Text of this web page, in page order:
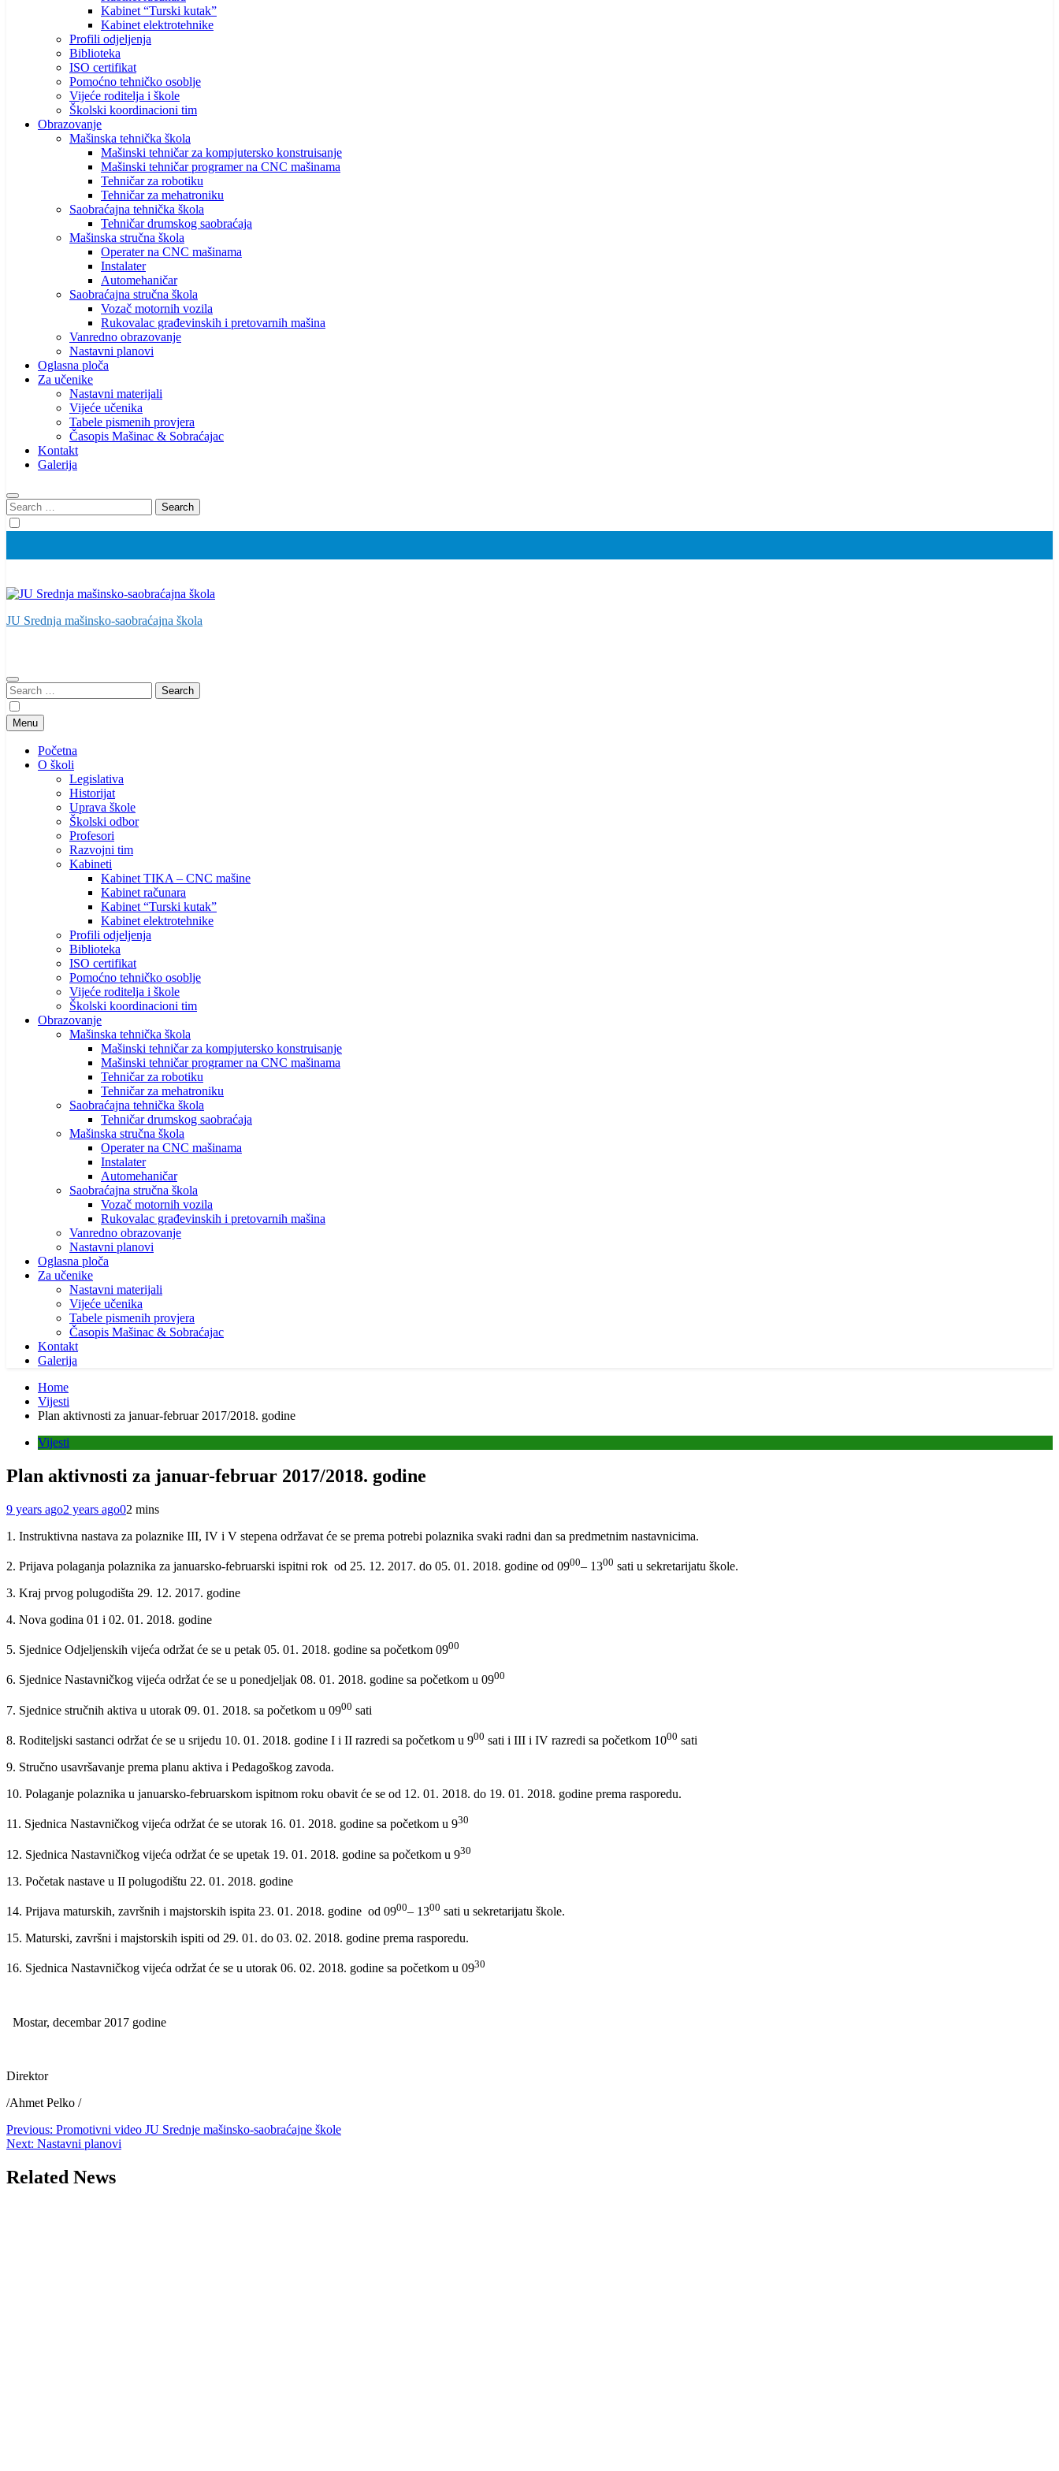
Kabinet “Turski kutak”
Kabinet elektrotehnike
Profili odjeljenja
Biblioteka
ISO certifikat
Pomoćno tehničko osoblje
Vijeće roditelja i škole
Školski koordinacioni tim
Obrazovanje
Mašinska tehnička škola
Mašinski tehničar za kompjutersko konstruisanje
Mašinski tehničar programer na CNC mašinama
Tehničar za robotiku
Tehničar za mehatroniku
Saobraćajna tehnička škola
Tehničar drumskog saobraćaja
Mašinska stručna škola
Operater na CNC mašinama
Instalater
Automehaničar
Saobraćajna stručna škola
Vozač motornih vozila
Rukovalac građevinskih i pretovarnih mašina
Vanredno obrazovanje
Nastavni planovi
Oglasna ploča
Za učenike
Nastavni materijali
Vijeće učenika
Tabele pismenih provjera
Časopis Mašinac & Sobraćajac
Kontakt
Galerija
Search
for:
JU Srednja mašinsko-saobraćajna škola
Search
for:
Menu
Početna
O školi
Legislativa
Historijat
Uprava škole
Školski odbor
Profesori
Razvojni tim
Kabineti
Kabinet TIKA – CNC mašine
Kabinet računara
Kabinet “Turski kutak”
Kabinet elektrotehnike
Profili odjeljenja
Biblioteka
ISO certifikat
Pomoćno tehničko osoblje
Vijeće roditelja i škole
Školski koordinacioni tim
Obrazovanje
Mašinska tehnička škola
Mašinski tehničar za kompjutersko konstruisanje
Mašinski tehničar programer na CNC mašinama
Tehničar za robotiku
Tehničar za mehatroniku
Saobraćajna tehnička škola
Tehničar drumskog saobraćaja
Mašinska stručna škola
Operater na CNC mašinama
Instalater
Automehaničar
Saobraćajna stručna škola
Vozač motornih vozila
Rukovalac građevinskih i pretovarnih mašina
Vanredno obrazovanje
Nastavni planovi
Oglasna ploča
Za učenike
Nastavni materijali
Vijeće učenika
Tabele pismenih provjera
Časopis Mašinac & Sobraćajac
Kontakt
Galerija
Home
Vijesti
Plan aktivnosti za januar-februar 2017/2018. godine
Vijesti
Plan aktivnosti za januar-februar 2017/2018. godine
9 years ago2 years ago02 mins
1. Instruktivna nastava za polaznike III, IV i V stepena održavat će se prema potrebi polaznika svaki radni dan sa predmetnim nastavnicima.
2. Prijava polaganja polaznika za januarsko-februarski ispitni rok od 25. 12. 2017. do 05. 01. 2018. godine od 0900– 1300 sati u sekretarijatu škole.
3. Kraj prvog polugodišta 29. 12. 2017. godine
4. Nova godina 01 i 02. 01. 2018. godine
5. Sjednice Odjeljenskih vijeća održat će se u petak 05. 01. 2018. godine sa početkom 0900
6. Sjednice Nastavničkog vijeća održat će se u ponedjeljak 08. 01. 2018. godine sa početkom u 0900
7. Sjednice stručnih aktiva u utorak 09. 01. 2018. sa početkom u 0900 sati
8. Roditeljski sastanci održat će se u srijedu 10. 01. 2018. godine I i II razredi sa početkom u 900 sati i III i IV razredi sa početkom 1000 sati
9. Stručno usavršavanje prema planu aktiva i Pedagoškog zavoda.
10. Polaganje polaznika u januarsko-februarskom ispitnom roku obavit će se od 12. 01. 2018. do 19. 01. 2018. godine prema rasporedu.
11. Sjednica Nastavničkog vijeća održat će se utorak 16. 01. 2018. godine sa početkom u 930
12. Sjednica Nastavničkog vijeća održat će se upetak 19. 01. 2018. godine sa početkom u 930
13. Početak nastave u II polugodištu 22. 01. 2018. godine
14. Prijava maturskih, završnih i majstorskih ispita 23. 01. 2018. godine od 0900– 1300 sati u sekretarijatu škole.
15. Maturski, završni i majstorskih ispiti od 29. 01. do 03. 02. 2018. godine prema rasporedu.
16. Sjednica Nastavničkog vijeća održat će se u utorak 06. 02. 2018. godine sa početkom u 0930
Mostar, decembar 2017 godine
Direktor
/Ahmet Pelko /
Post
navigation
Previous: Promotivni video JU Srednje mašinsko-saobraćajne škole
Next: Nastavni planovi
Related News